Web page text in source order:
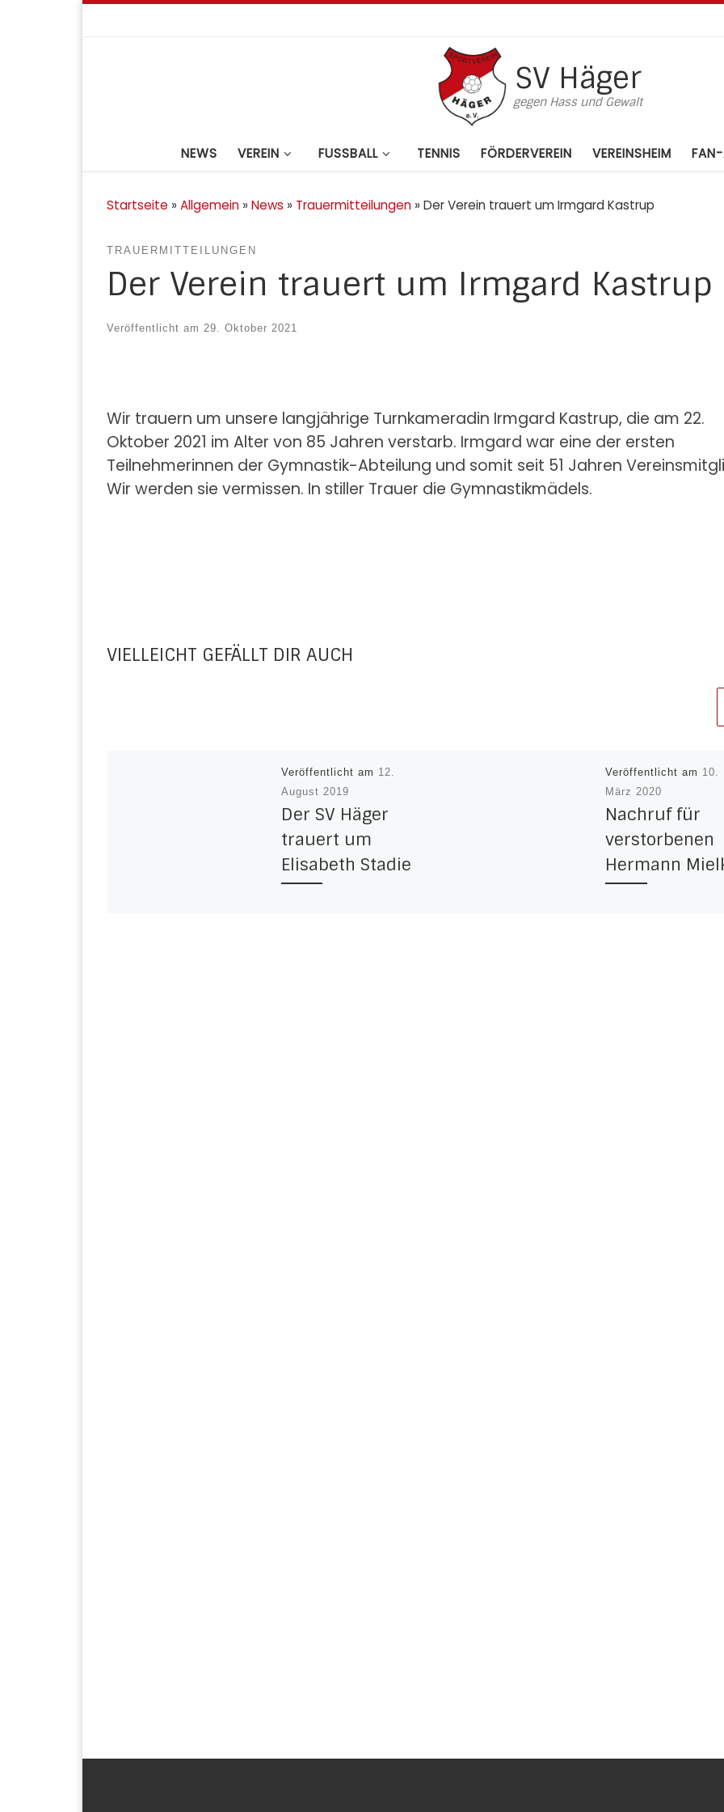
SV Häger
gegen Hass und Gewalt
NEWS VEREIN FUSSBALL TENNIS FÖRDERVEREIN VEREINSHEIM FAN-
Startseite » Allgemein » News » Trauermitteilungen » Der Verein trauert um Irmgard Kastrup
TRAUERMITTEILUNGEN
Der Verein trauert um Irmgard Kastrup
Veröffentlicht am 29. Oktober 2021
Wir trauern um unsere langjährige Turnkameradin Irmgard Kastrup, die am 22.
Oktober 2021 im Alter von 85 Jahren verstarb. Irmgard war eine der ersten
Teilnehmerinnen der Gymnastik-Abteilung und somit seit 51 Jahren
Wir werden sie vermissen. In stiller Trauer die Gymnastikmädels.
VIELLEICHT GEFÄLLT DIR AUCH
Veröffentlicht am 12.
August 2019
Der SV Häger
trauert um
Elisabeth Stadie
Veröffentlicht am 10.
März 2020
Nachruf für
verstorbenen
Hermann